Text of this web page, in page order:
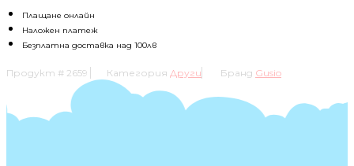
Плащане онлайн
Наложен платеж
Безплатна доставка над 100лв
Продукт # 2659 Категория Други Бранд Gusio